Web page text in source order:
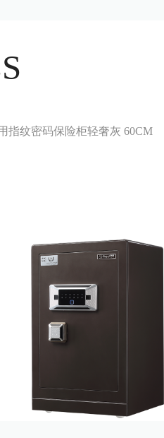
指纹密码保险柜轻奢灰 60CM